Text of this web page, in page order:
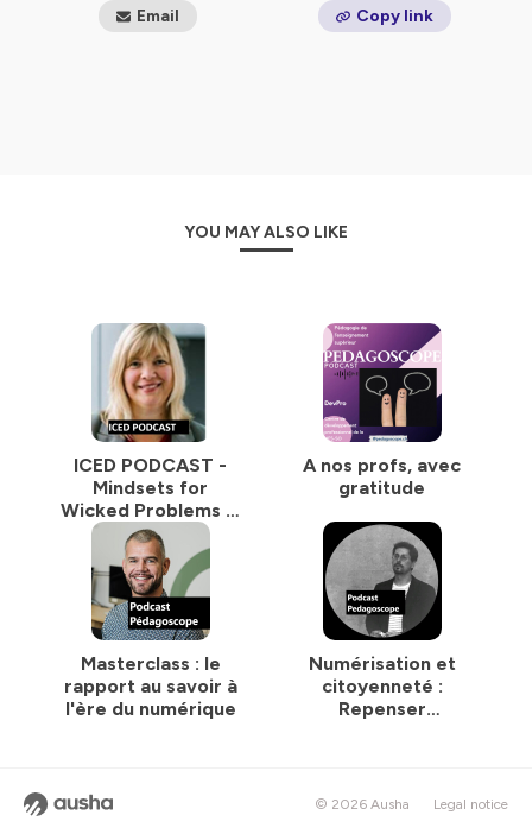
Email Copy link
YOU MAY ALSO LIKE
ICED PODCAST -
Mindsets for
Wicked Problems in
Educational
Development
A nos profs, avec
gratitude
Masterclass : le
rapport au savoir à
l'ère du numérique
Numérisation et
citoyenneté :
Repenser
© 2026 Ausha Legal notice